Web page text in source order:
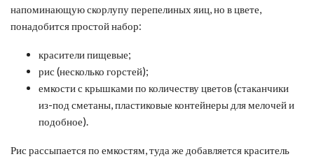
напоминающую скорлупу перепелиных яиц, но в цвете,
понадобится простой набор:
красители пищевые;
рис (несколько горстей);
емкости с крышками по количеству цветов (стаканчики
из-под сметаны, пластиковые контейнеры для мелочей и
подобное).
Рис рассыпается по емкостям, туда же добавляется краситель